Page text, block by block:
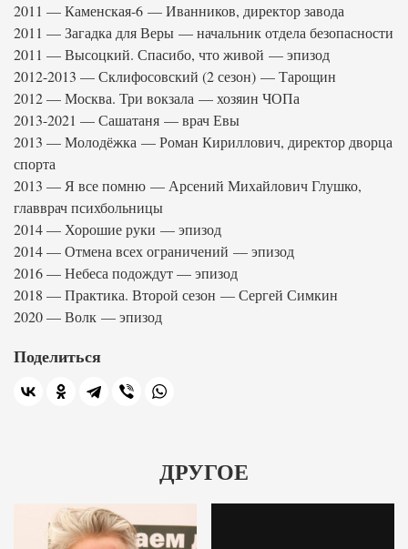
2011 — Каменская-6 — Иванников, директор завода
2011 — Загадка для Веры — начальник отдела безопасности
2011 — Высоцкий. Спасибо, что живой — эпизод
2012-2013 — Склифосовский (2 сезон) — Тарощин
2012 — Москва. Три вокзала — хозяин ЧОПа
2013-2021 — Сашатаня — врач Евы
2013 — Молодёжка — Роман Кириллович, директор дворца
спорта
2013 — Я все помню — Арсений Михайлович Глушко,
главврач психбольницы
2014 — Хорошие руки — эпизод
2014 — Отмена всех ограничений — эпизод
2016 — Небеса подождут — эпизод
2018 — Практика. Второй сезон — Сергей Симкин
2020 — Волк — эпизод
Поделиться
ДРУГОЕ